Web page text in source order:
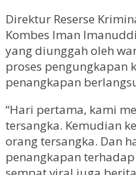
Direktur Reserse
Kombes Iman
yang diunggah oleh
proses pengungkapan
penangkapan
“Hari pertama, kami
tersangka. Kemudian
orang tersangka. Dan
penangkapan